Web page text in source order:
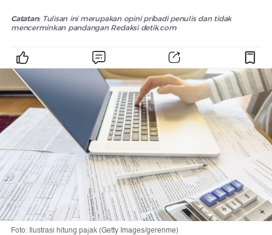
Catatan:Tulisan ini merupakan opini pribadi penulis dan tidak
mencerminkan pandangan Redaksi detik.com
Foto: Ilustrasi hitung pajak (Getty Images/gerenme)